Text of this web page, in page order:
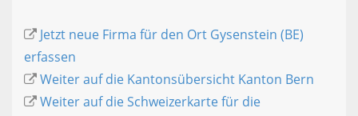
Jetzt neue Firma für den Ort Gysenstein (BE)
erfassen
Weiter auf die Kantonsübersicht Kanton Bern
Weiter auf die Schweizerkarte für die